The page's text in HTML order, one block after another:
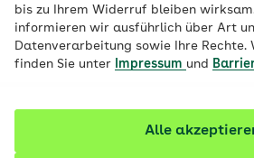
bis zu Ihrem Widerruf bleiben
informieren wir ausführlich über Art
Datenverarbeitung sowie Ihre Rechte.
finden Sie unter
Impressum und
Alle